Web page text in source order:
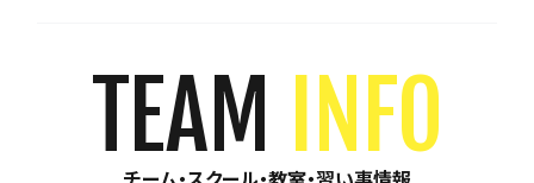
初回購入品あり 保護者の当番なし
TEAM INFO